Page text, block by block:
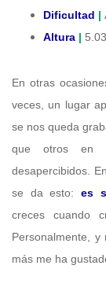
Dificultad |
Altura |
En otras
veces, un lugar
se nos queda
que otros en
desapercibidos.
se da esto: es
creces cuando
Personalmente,
más me ha